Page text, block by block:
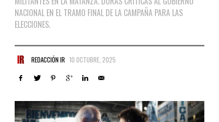
NACIONAL EN EL TRAMO FINAL DE LA CAMPAÑA PARA LAS
ELECCIONES.
REDACCIÓN IR 10 OCTUBRE, 2025